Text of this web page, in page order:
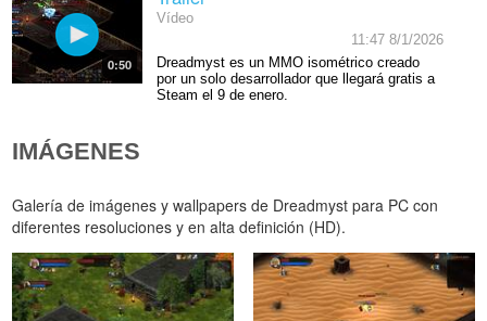
0:50
Vídeo
11:47 8/1/2026
Dreadmyst es un MMO isométrico creado
por un solo desarrollador que llegará gratis a
Steam el 9 de enero.
IMÁGENES
Galería de imágenes y wallpapers de Dreadmyst para PC con
diferentes resoluciones y en alta definición (HD).